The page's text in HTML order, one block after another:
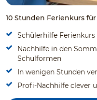
10 Stunden Ferienkurs
Schülerhilfe
Nachhilfe in den
Schulformen
In wenigen Stunden
Profi-Nachhilfe clever